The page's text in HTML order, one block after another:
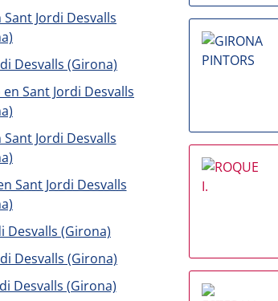
Jordi Desvalls
Desvalls (Girona)
Sant Jordi Desvalls
Jordi Desvalls
Sant Jordi Desvalls
Desvalls (Girona)
Desvalls (Girona)
Desvalls (Girona)